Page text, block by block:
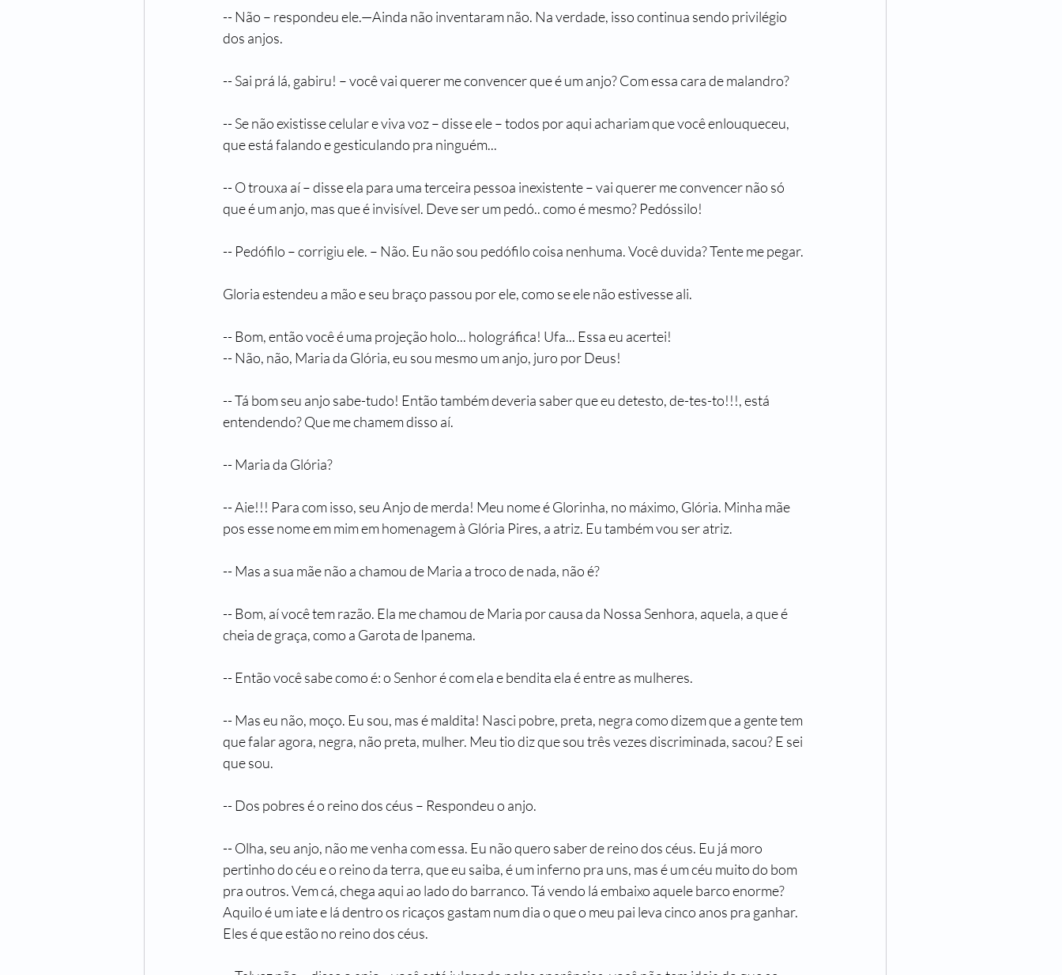
-- Não – respondeu ele.—Ainda não inventaram não. Na verdade, isso continua sendo privilégio
dos anjos.
-- Sai prá lá, gabiru! – você vai querer me convencer que é um anjo? Com essa cara de malandro?
-- Se não existisse celular e viva voz – disse ele – todos por aqui achariam que você enlouqueceu,
que está falando e gesticulando pra ninguém...
-- O trouxa aí – disse ela para uma terceira pessoa inexistente – vai querer me convencer não só
que é um anjo, mas que é invisível. Deve ser um pedó.. como é mesmo? Pedóssilo!
-- Pedófilo – corrigiu ele. – Não. Eu não sou pedófilo coisa nenhuma. Você duvida? Tente me pegar.
Gloria estendeu a mão e seu braço passou por ele, como se ele não estivesse ali.
-- Bom, então você é uma projeção holo... holográfica! Ufa... Essa eu acertei!
-- Não, não, Maria da Glória, eu sou mesmo um anjo, juro por Deus!
-- Tá bom seu anjo sabe-tudo! Então também deveria saber que eu detesto, de-tes-to!!!, está
entendendo? Que me chamem disso aí.
-- Maria da Glória?
-- Aie!!! Para com isso, seu Anjo de merda! Meu nome é Glorinha, no máximo, Glória. Minha mãe
pos esse nome em mim em homenagem à Glória Pires, a atriz. Eu também vou ser atriz.
-- Mas a sua mãe não a chamou de Maria a troco de nada, não é?
-- Bom, aí você tem razão. Ela me chamou de Maria por causa da Nossa Senhora, aquela, a que é
cheia de graça, como a Garota de Ipanema.
-- Então você sabe como é: o Senhor é com ela e bendita ela é entre as mulheres.
-- Mas eu não, moço. Eu sou, mas é maldita! Nasci pobre, preta, negra como dizem que a gente tem
que falar agora, negra, não preta, mulher. Meu tio diz que sou três vezes discriminada, sacou? E sei
que sou.
-- Dos pobres é o reino dos céus – Respondeu o anjo.
-- Olha, seu anjo, não me venha com essa. Eu não quero saber de reino dos céus. Eu já moro
pertinho do céu e o reino da terra, que eu saiba, é um inferno pra uns, mas é um céu muito do bom
pra outros. Vem cá, chega aqui ao lado do barranco. Tá vendo lá embaixo aquele barco enorme?
Aquilo é um iate e lá dentro os ricaços gastam num dia o que o meu pai leva cinco anos pra ganhar.
Eles é que estão no reino dos céus.